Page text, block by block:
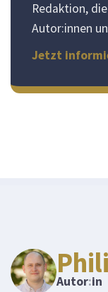
Redaktion,
Autor:innen
Jetzt
Autor:in